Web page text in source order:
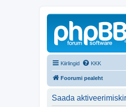
Kiirlingid KKK
Foorumi pealeht
Saada